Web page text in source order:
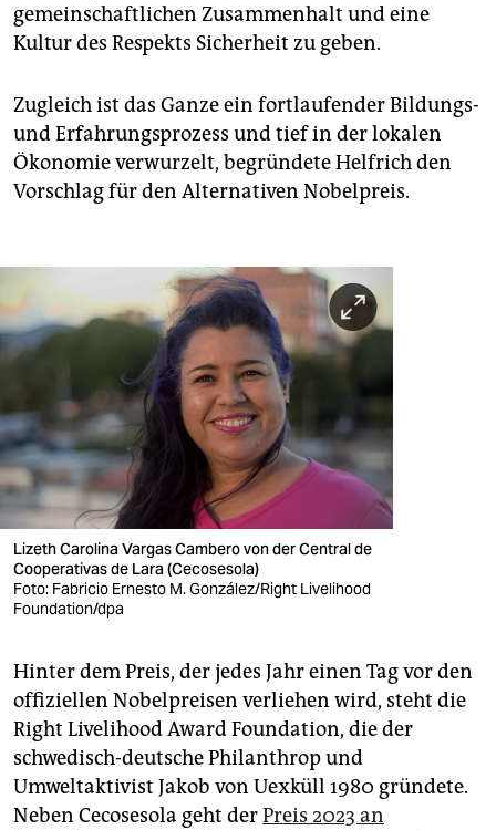
gemeinschaftlichen Zusammenhalt und eine
Kultur des Respekts Sicherheit zu geben.
Zugleich ist das Ganze ein fortlaufender Bildungs-
und Erfahrungsprozess und tief in der lokalen
Ökonomie verwurzelt, begründete Helfrich den
Vorschlag für den Alternativen Nobelpreis.
Lizeth Carolina Vargas Cambero von der Central de
Cooperativas de Lara (Cecosesola)
Foto: Fabricio Ernesto M. González/Right Livelihood
Foundation/dpa
Hinter dem Preis, der jedes Jahr einen Tag vor den
offiziellen Nobelpreisen verliehen wird, steht die
Right Livelihood Award Foundation, die der
schwedisch-deutsche Philanthrop und
Umweltaktivist Jakob von Uexküll 1980 gründete.
Neben Cecosesola geht derPreis 2023 an